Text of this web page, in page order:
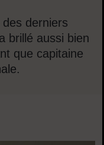
derniers
brillé aussi bien
que capitaine